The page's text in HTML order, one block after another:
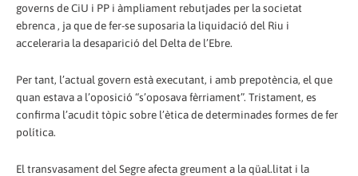
governs de CiU i PP i àmpliament rebutjades per la societat
ebrenca , ja que de fer-se suposaria la liquidació del Riu i
acceleraria la desaparició del Delta de l’Ebre.
Per tant, l’actual govern està executant, i amb prepotència, el que
quan estava a l’oposició “s’oposava fèrriament”. Tristament, es
confirma l’acudit tòpic sobre l’ètica de determinades formes de fer
política.
El transvasament del Segre afecta greument a la qüal.litat i la